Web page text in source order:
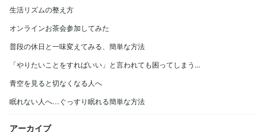
生活リズムの整え方
オンラインお茶会参加してみた
普段の休日と一味変えてみる、簡単な方法
「やりたいことをすればいい」と言われても困ってしまう...
青空を見ると切なくなる人へ
眠れない人へ…ぐっすり眠れる簡単な方法
アーカイブ